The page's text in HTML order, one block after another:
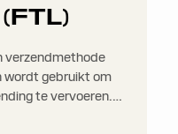
verzendmethode
wordt gebruikt om
te vervoeren.